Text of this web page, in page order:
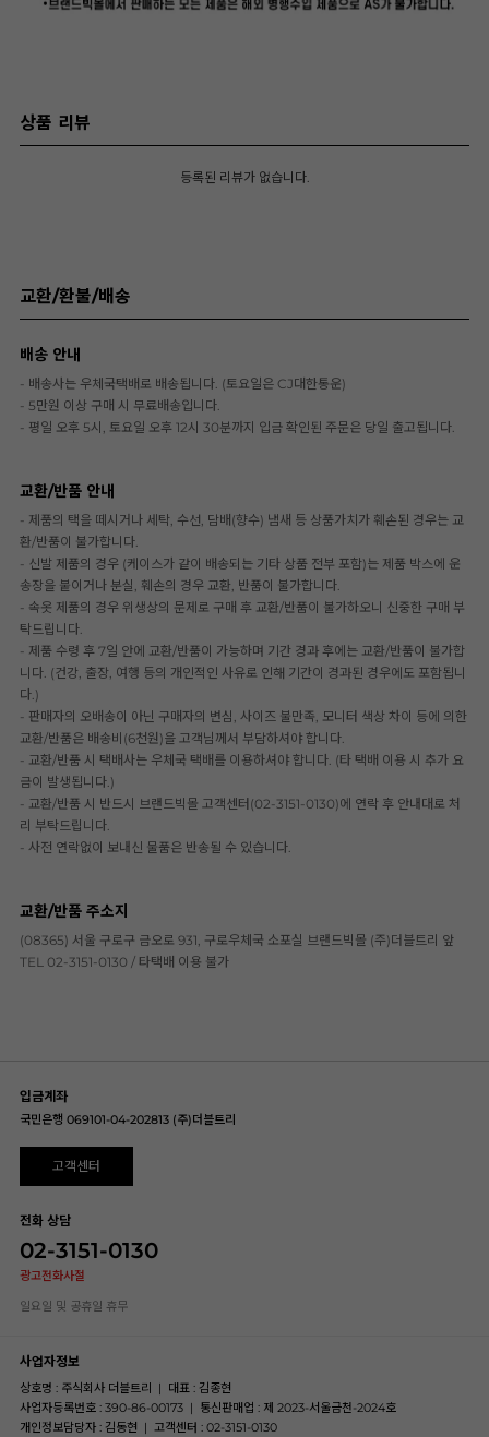
상품 리뷰
등록된 리뷰가 없습니다.
교환/환불/배송
배송 안내
- 배송사는 우체국택배로 배송됩니다. (토요일은 CJ대한통운)
- 5만원 이상 구매 시 무료배송입니다.
- 평일 오후 5시, 토요일 오후 12시 30분까지 입금 확인된 주문은 당일 출고됩니다.
교환/반품 안내
- 제품의 택을 떼시거나 세탁, 수선, 담배(향수) 냄새 등 상품가치가 훼손된 경우는 교
환/반품이 불가합니다.
- 신발 제품의 경우 (케이스가 같이 배송되는 기타 상품 전부 포함)는 제품 박스에 운
송장을 붙이거나 분실, 훼손의 경우 교환, 반품이 불가합니다.
- 속옷 제품의 경우 위생상의 문제로 구매 후 교환/반품이 불가하오니 신중한 구매 부
탁드립니다.
- 제품 수령 후 7일 안에 교환/반품이 가능하며 기간 경과 후에는 교환/반품이 불가합
니다. (건강, 출장, 여행 등의 개인적인 사유로 인해 기간이 경과된 경우에도 포함됩니
다.)
- 판매자의 오배송이 아닌 구매자의 변심, 사이즈 불만족, 모니터 색상 차이 등에 의한
교환/반품은 배송비(6천원)을 고객님께서 부담하셔야 합니다.
- 교환/반품 시 택배사는 우체국 택배를 이용하셔야 합니다. (타 택배 이용 시 추가 요
금이 발생됩니다.)
- 교환/반품 시 반드시 브랜드빅몰 고객센터(02-3151-0130)에 연락 후 안내대로 처
리 부탁드립니다.
- 사전 연락없이 보내신 물품은 반송될 수 있습니다.
교환/반품 주소지
(08365) 서울 구로구 금오로 931, 구로우체국 소포실 브랜드빅몰 (주)더블트리 앞
TEL 02-3151-0130 / 타택배 이용 불가
입금계좌
국민은행 069101-04-202813 (주)더블트리
고객센터
전화 상담
02-3151-0130
광고전화사절
일요일 및 공휴일 휴무
사업자정보
상호명 : 주식회사 더블트리 | 대표 : 김종현
사업자등록번호 : 390-86-00173 | 통신판매업 : 제 2023-서울금천-2024호
개인정보담당자 : 김동현 | 고객센터 : 02-3151-0130